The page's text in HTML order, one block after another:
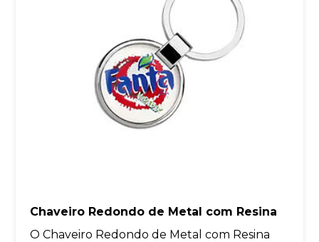
Chaveiro Redondo de Metal com Resina
O Chaveiro Redondo de Metal com Resina